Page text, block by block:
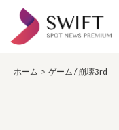
テ
ホーム > ゲーム /崩壊3rd